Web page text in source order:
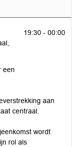
19:30 - 00:00
een
aan
centraal.
wordt
rol als